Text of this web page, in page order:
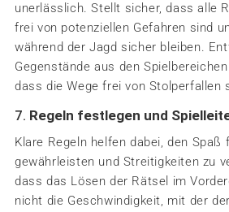
unerlässlich. Stellt sicher, dass alle
frei von potenziellen Gefahren sind
während der Jagd sicher bleiben.
Gegenstände aus den
dass die Wege frei von Stolperfallen
7. Regeln festlegen und
Klare Regeln helfen dabei, den Spaß
gewährleisten und Streitigkeiten zu
dass das Lösen der Rätsel im
nicht die Geschwindigkeit, mit der